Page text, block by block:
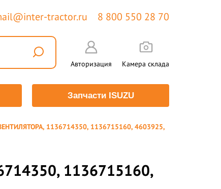
tractor.ru 8 800 550 28 70
Авторизация Камера склада
Запчасти ISUZU
1136714350, 1136715160, 4603925,
1136715160,